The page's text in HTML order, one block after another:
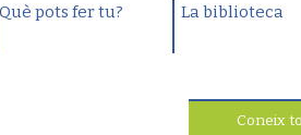
Què pots fer tu? La biblioteca
Coneix